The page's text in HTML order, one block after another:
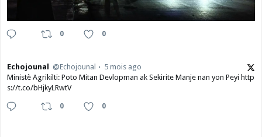
0 0
Echojounal @Echojounal
5 mois ago
Ministè Agrikilti: Poto Mitan Devlopman ak Sekirite Manje nan yon Peyi http
s://t.co/bHjkyLRwtV
0 0